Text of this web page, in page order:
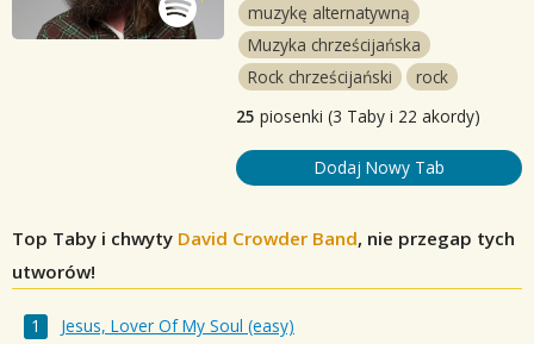
muzykę alternatywną
Muzyka chrześcijańska
Rock chrześcijański
rock
25 piosenki (3 Taby i 22 akordy)
Dodaj Nowy Tab
Top Taby i chwyty David Crowder Band, nie przegap tych
utworów!
Jesus, Lover Of My Soul (easy)